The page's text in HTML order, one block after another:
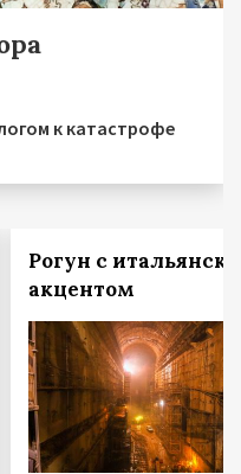
к катастрофе
Рогун с
акцентом